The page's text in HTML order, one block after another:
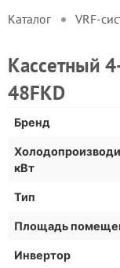
Каталог VRF-
Кассетный
48FKD
Бренд
кВт
Тип
Площадь
Инвертор